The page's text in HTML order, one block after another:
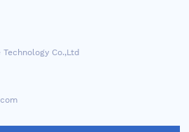
Co.,Ltd